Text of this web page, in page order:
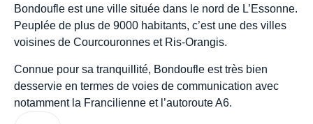
Bondoufle est une ville située dans le nord de L’Essonne.
Peuplée de plus de 9000 habitants, c’est une des villes
voisines de Courcouronnes et Ris-Orangis.
Connue pour sa tranquillité, Bondoufle est très bien
desservie en termes de voies de communication avec
notamment la Francilienne et l’autoroute A6.